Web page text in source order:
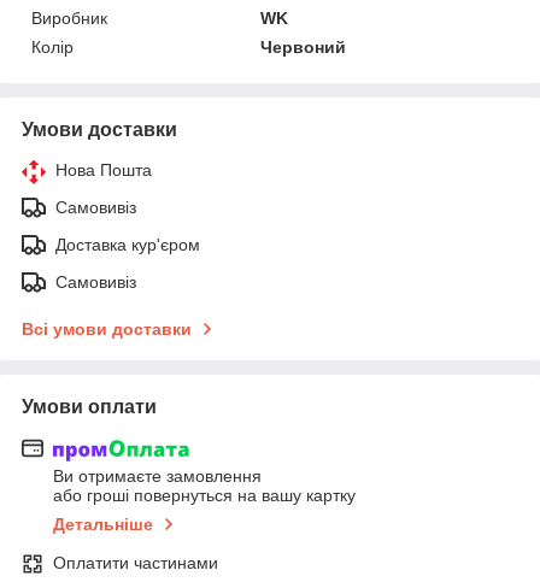
Виробник
WK
Колір
Червоний
Умови доставки
Нова Пошта
Самовивіз
Доставка кур'єром
Самовивіз
Всі умови доставки
Умови оплати
Ви отримаєте замовлення
або гроші повернуться на вашу картку
Детальніше
Оплатити частинами